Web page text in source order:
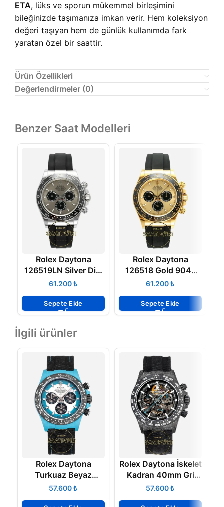
ETA, lüks ve sporun mükemmel birleşimini
bileğinizde taşımanıza imkan verir. Hem koleksiyon
değeri taşıyan hem de günlük kullanımda fark
yaratan özel bir saattir.
Ürün Özellikleri
Değerlendirmeler (0)
Benzer Saat Modelleri
Rolex Daytona
126519LN Silver Dial
904L Case
Super Clone ETA
₺
Sepete Ekle
Rolex Daytona
126518 Gold 904L
Kasa Gold Kadran
Super Clone ETA
₺
Sepete Ekle
İlgili ürünler
Rolex Daytona
Turkuaz Beyaz
Kadran 40mm
₺
Rolex Daytona İskelet
Kadran 40mm Gri
Karbon Kasa 4130
₺